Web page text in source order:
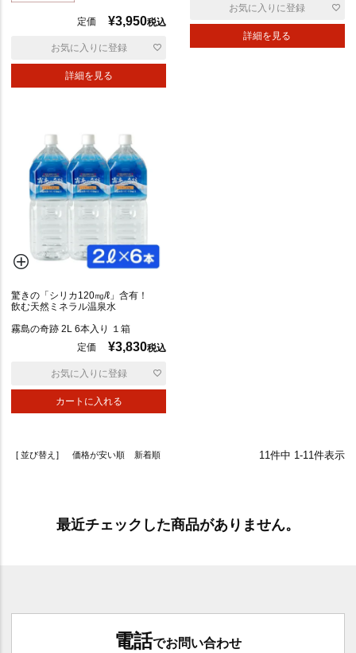
定価 ¥3,950税込
詳細を見る
お気に入りに登録
詳細を見る
お気に入りに登録
驚きの「シリカ120㎎/ℓ」含有！
飲む天然ミネラル温泉水
霧島の奇跡 2L 6本入り １箱
定価
¥3,830税込
カートに入れる
お気に入りに登録
並び替え 価格が安い順 新着順 11件中 1-11件表示
最近チェックした商品がありません。
電話でお問い合わせ